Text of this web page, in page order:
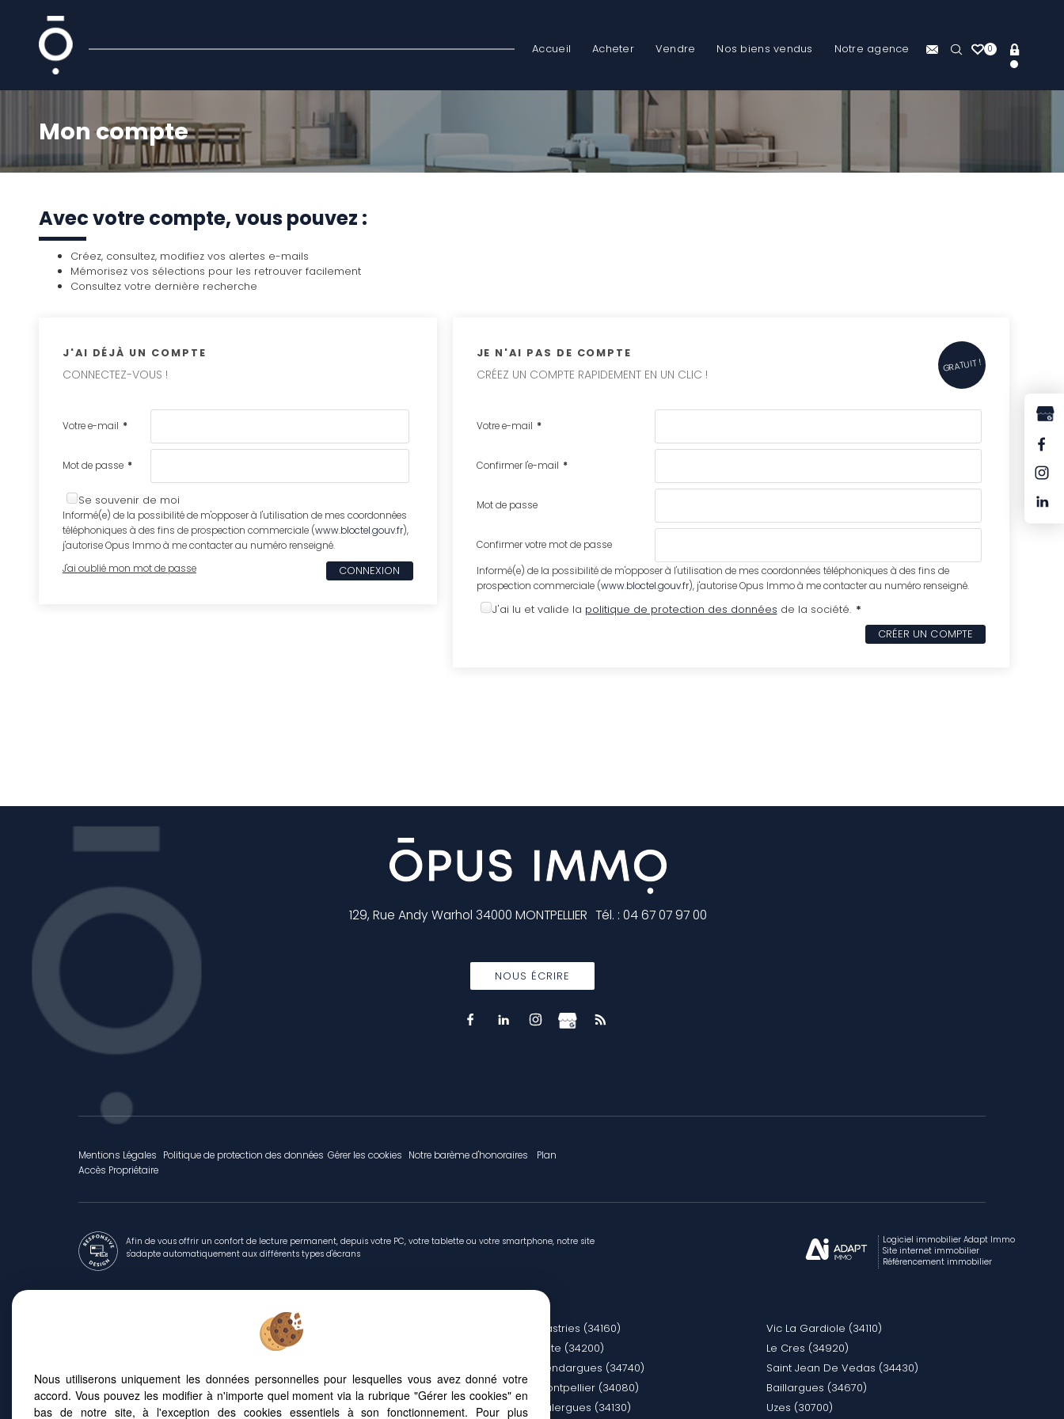
Accueil Acheter Vendre Nos biens vendus Notre agence 0
Mon compte
Avec votre compte, vous pouvez :
Créez, consultez, modifiez vos alertes e-mails
Mémorisez vos sélections pour les retrouver facilement
Consultez votre dernière recherche
J'AI DÉJÀ UN COMPTE
CONNECTEZ-VOUS !
Votre e-mail *
Mot de passe *
Se souvenir de moi
Informé(e) de la possibilité de m'opposer à l'utilisation de mes coordonnées
téléphoniques à des fins de prospection commerciale (www.bloctel.gouv.fr),
j'autorise Opus Immo à me contacter au numéro renseigné.
J'ai oublié mon mot de passe
GRATUIT !
JE N'AI PAS DE COMPTE
CRÉEZ UN COMPTE RAPIDEMENT EN UN CLIC !
Votre e-mail *
Confirmer l'e-mail *
Mot de passe
Confirmer votre mot de passe
Informé(e) de la possibilité de m'opposer à l'utilisation de mes coordonnées téléphoniques à des fins de
prospection commerciale (www.bloctel.gouv.fr), j'autorise Opus Immo à me contacter au numéro renseigné.
J'ai lu et valide la politique de protection des données de la société. *
129, Rue Andy Warhol 34000 MONTPELLIER Tél. : 04 67 07 97 00
NOUS ÉCRIRE
Mentions Légales Politique de protection des données Gérer les cookies Notre barème d'honoraires
Plan
Accès Propriétaire
Afin de vous offrir un confort de lecture permanent, depuis votre PC, votre tablette ou votre smartphone, notre site
s'adapte automatiquement aux différents types d'écrans
Logiciel immobilier Adapt Immo
Site internet immobilier
Référencement immobilier
Montpellier (34070)
La Grande-motte (34280)
Nimes (30000)
Montpellier (34090)
Castries (34160)
Sete (34200)
Vendargues (34740)
Montpellier (34080)
Valergues (34130)
Vic La Gardiole (34110)
Le Cres (34920)
Saint Jean De Vedas (34430)
Baillargues (34670)
Uzes (30700)
Nous utiliserons uniquement les données personnelles pour lesquelles vous avez donné votre
accord. Vous pouvez les modifier à n'importe quel moment via la rubrique "Gérer les cookies" en
bas de notre site, à l'exception des cookies essentiels à son fonctionnement. Pour plus